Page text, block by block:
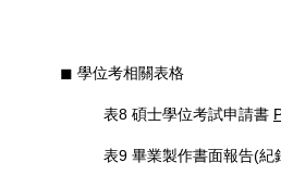
◼︎ 學位考相關表格
表8 碩士學位考試申請書
表9 畢業製作書面報告(